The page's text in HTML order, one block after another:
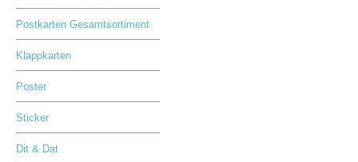
Postkarten Gesamtsortiment
Klappkarten
Poster
Sticker
Dit & Dat